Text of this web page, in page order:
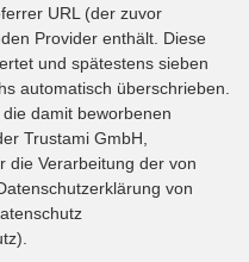
URL (der zuvor
Provider enthält. Diese
und spätestens sieben
automatisch überschrieben.
damit beworbenen
Trustami GmbH,
die Verarbeitung der von
von